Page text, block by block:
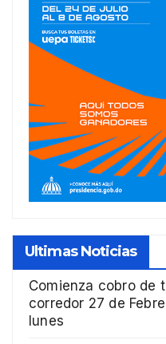
Ultimas Noticias
Comienza cobro de
corredor 27 de
lunes